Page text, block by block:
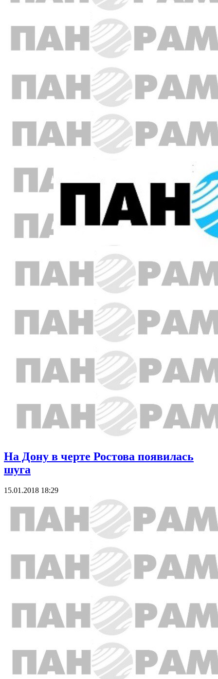
На Дону в черте Ростова появилась
шуга
15.01.2018 18:29